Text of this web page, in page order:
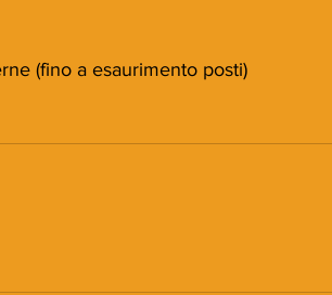
(fino a esaurimento posti)